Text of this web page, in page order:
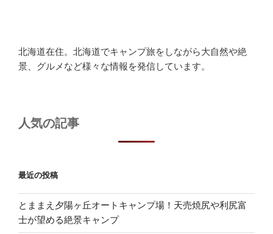
北海道在住。北海道でキャンプ旅をしながら大自然や絶
景、グルメなど様々な情報を発信しています。
人気の記事
最近の投稿
とままえ夕陽ヶ丘オートキャンプ場！天売焼尻や利尻富
士が望める絶景キャンプ